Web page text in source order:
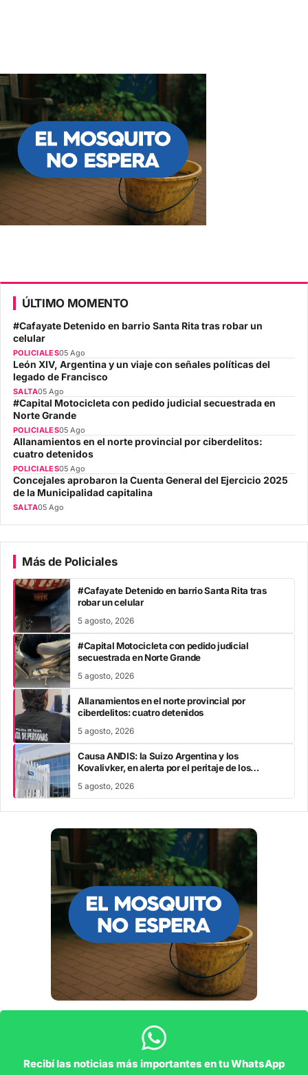
ÚLTIMO MOMENTO
#Cafayate Detenido en barrio Santa Rita tras robar un
celular
POLICIALES05 Ago
León XIV, Argentina y un viaje con señales políticas del
legado de Francisco
SALTA05 Ago
#Capital Motocicleta con pedido judicial secuestrada en
Norte Grande
POLICIALES05 Ago
Allanamientos en el norte provincial por ciberdelitos:
cuatro detenidos
POLICIALES05 Ago
Concejales aprobaron la Cuenta General del Ejercicio 2025
de la Municipalidad capitalina
SALTA05 Ago
Más de Policiales
#Cafayate Detenido en barrio Santa Rita tras
robar un celular
5 agosto, 2026
#Capital Motocicleta con pedido judicial
secuestrada en Norte Grande
5 agosto, 2026
Allanamientos en el norte provincial por
ciberdelitos: cuatro detenidos
5 agosto, 2026
Causa ANDIS: la Suizo Argentina y los
Kovalivker, en alerta por el peritaje de los
5 agosto, 2026
Recibí las noticias más importantes en tu WhatsApp